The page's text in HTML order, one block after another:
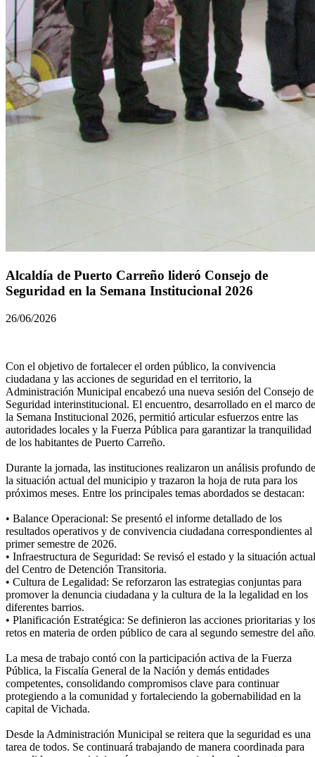
Alcaldía de Puerto Carreño lideró Consejo de
Seguridad en la Semana Institucional 2026
26/06/2026
Con el objetivo de fortalecer el orden público, la convivencia
ciudadana y las acciones de seguridad en el territorio, la
Administración Municipal encabezó una nueva sesión del Consejo de
Seguridad interinstitucional. El encuentro, desarrollado en el marco de
la Semana Institucional 2026, permitió articular esfuerzos entre las
autoridades locales y la Fuerza Pública para garantizar la tranquilidad
de los habitantes de Puerto Carreño.
Durante la jornada, las instituciones realizaron un análisis profundo de
la situación actual del municipio y trazaron la hoja de ruta para los
próximos meses. Entre los principales temas abordados se destacan:
• Balance Operacional: Se presentó el informe detallado de los
resultados operativos y de convivencia ciudadana correspondientes al
primer semestre de 2026.
• Infraestructura de Seguridad: Se revisó el estado y la situación actual
del Centro de Detención Transitoria.
• Cultura de Legalidad: Se reforzaron las estrategias conjuntas para
promover la denuncia ciudadana y la cultura de la la legalidad en los
diferentes barrios.
• Planificación Estratégica: Se definieron las acciones prioritarias y los
retos en materia de orden público de cara al segundo semestre del
La mesa de trabajo contó con la participación activa de la Fuerza
Pública, la Fiscalía General de la Nación y demás entidades
competentes, consolidando compromisos clave para continuar
protegiendo a la comunidad y fortaleciendo la gobernabilidad en la
capital de Vichada.
Desde la Administración Municipal se reitera que la seguridad es una
tarea de todos. Se continuará trabajando de manera coordinada para